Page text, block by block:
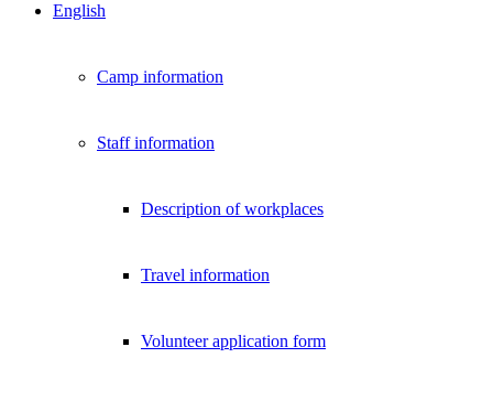
English
Camp information
Staff information
Description of workplaces
Travel information
Volunteer application form